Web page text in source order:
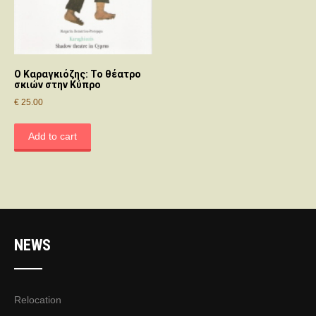
Ο Καραγκιόζης: Το θέατρο
σκιών στην Κύπρο
€ 25.00
Add to cart
NEWS
Relocation